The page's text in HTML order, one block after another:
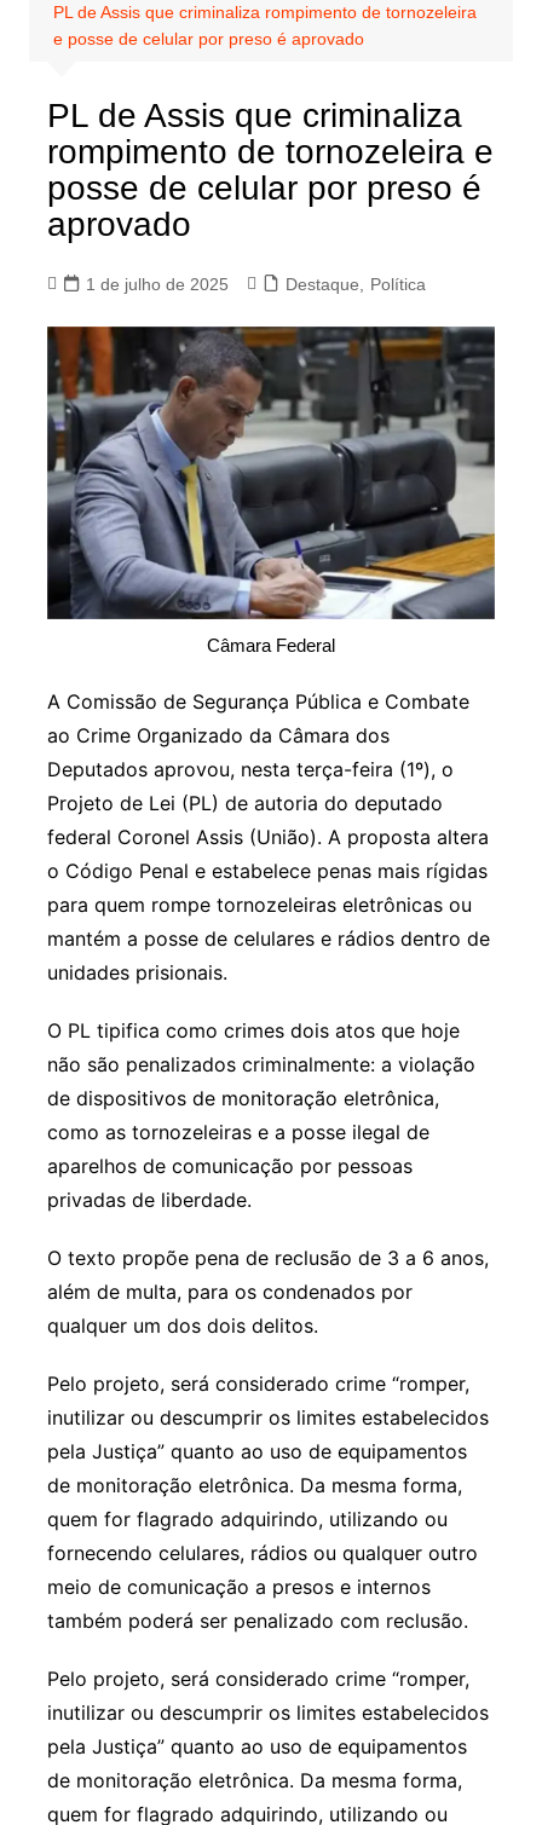
PL de Assis que criminaliza rompimento de tornozeleira
e posse de celular por preso é aprovado
PL de Assis que criminaliza
rompimento de tornozeleira e
posse de celular por preso é
aprovado
1 de julho de 2025 Destaque Política
Câmara Federal
A Comissão de Segurança Pública e Combate
ao Crime Organizado da Câmara dos
Deputados aprovou, nesta terça-feira (1º), o
Projeto de Lei (PL) de autoria do deputado
federal Coronel Assis (União). A proposta altera
o Código Penal e estabelece penas mais rígidas
para quem rompe tornozeleiras eletrônicas ou
mantém a posse de celulares e rádios dentro de
unidades prisionais.
O PL tipifica como crimes dois atos que hoje
não são penalizados criminalmente: a violação
de dispositivos de monitoração eletrônica,
como as tornozeleiras e a posse ilegal de
aparelhos de comunicação por pessoas
privadas de liberdade.
O texto propõe pena de reclusão de 3 a 6 anos,
além de multa, para os condenados por
qualquer um dos dois delitos.
Pelo projeto, será considerado crime “romper,
inutilizar ou descumprir os limites estabelecidos
pela Justiça” quanto ao uso de equipamentos
de monitoração eletrônica. Da mesma forma,
quem for flagrado adquirindo, utilizando ou
fornecendo celulares, rádios ou qualquer outro
meio de comunicação a presos e internos
também poderá ser penalizado com reclusão.
Pelo projeto, será considerado crime “romper,
inutilizar ou descumprir os limites estabelecidos
pela Justiça” quanto ao uso de equipamentos
de monitoração eletrônica. Da mesma forma,
quem for flagrado adquirindo, utilizando ou